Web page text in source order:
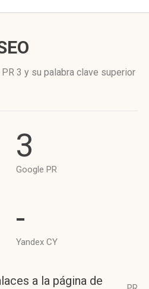
3 y su palabra clave superior
3
Google PR
-
Yandex CY
a la página de